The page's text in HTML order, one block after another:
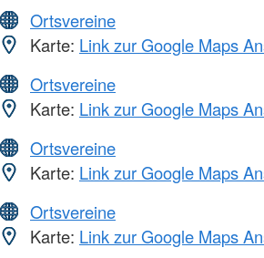
Ortsvereine
Karte: Link zur Google Maps
Ortsvereine
Karte: Link zur Google Maps
Ortsvereine
Karte: Link zur Google Maps
Ortsvereine
Karte: Link zur Google Maps